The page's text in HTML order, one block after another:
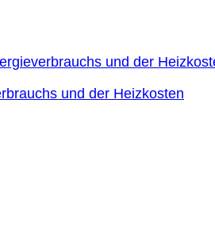
und der Heizkosten